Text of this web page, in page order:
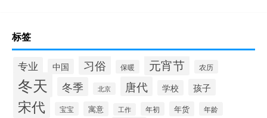
标签
专业 中国 习俗 保暖 元宵节 农历
冬天 冬季 北京 唐代 学校 孩子
宋代 宝宝 寓意 工作 年初 年货 年龄